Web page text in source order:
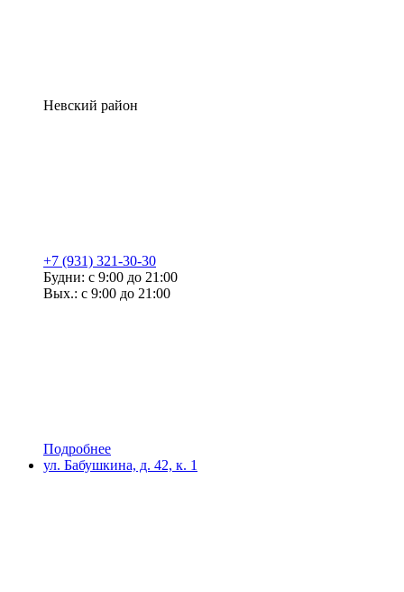
Невский район
+7 (931) 321-30-30
Будни: с 9:00 до 21:00
Вых.: с 9:00 до 21:00
Подробнее
ул. Бабушкина, д. 42, к. 1